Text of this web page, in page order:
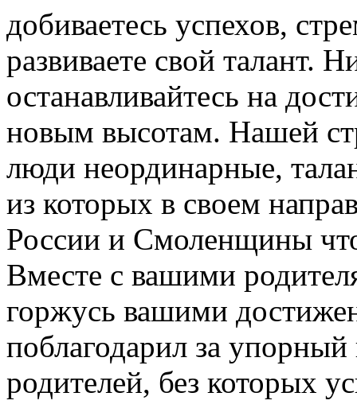
добиваетесь успехов,
развиваете свой талант.
останавливайтесь на
новым высотам. Нашей
люди неординарные,
из которых в своем
России и Смоленщины
Вместе с вашими
горжусь вашими
поблагодарил за упорный
родителей, без которых